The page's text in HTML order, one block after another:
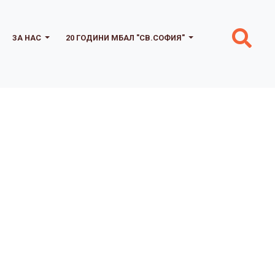
ЗА НАС 20 ГОДИНИ МБАЛ "СВ.СОФИЯ"